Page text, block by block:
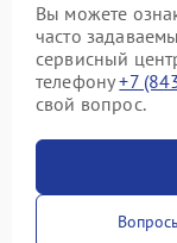
Вы можете
часто
сервисный
телефону+7
свой вопрос.